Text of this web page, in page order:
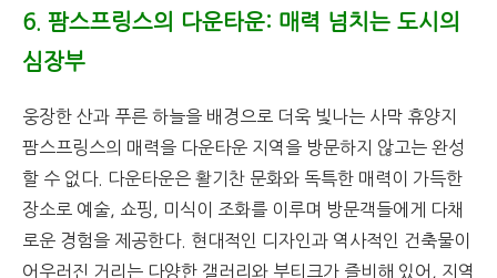
6. 팜스프링스의 다운타운: 매력 넘치는 도시의
심장부
웅장한 산과 푸른 하늘을 배경으로 더욱 빛나는 사막 휴양지
팜스프링스의 매력을 다운타운 지역을 방문하지 않고는 완성
할 수 없다. 다운타운은 활기찬 문화와 독특한 매력이 가득한
장소로 예술, 쇼핑, 미식이 조화를 이루며 방문객들에게 다채
로운 경험을 제공한다. 현대적인 디자인과 역사적인 건축물이
어우러진 거리는 다양한 갤러리와 부티크가 즐비해 있어, 지역